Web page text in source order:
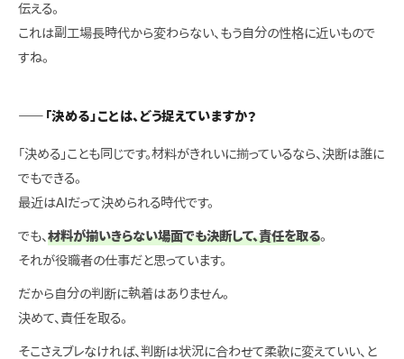
伝える。
これは副工場長時代から変わらない、もう自分の性格に近いもので
すね。
——「決める」ことは、どう捉えていますか？
「決める」ことも同じです。材料がきれいに揃っているなら、決断は誰に
でもできる。
最近はAIだって決められる時代です。
でも、 材料が揃いきらない場面でも決断して、責任を取る。
それが役職者の仕事だと思っています。
だから自分の判断に執着はありません。
決めて、責任を取る。
そこさえブレなければ、判断は状況に合わせて柔軟に変えていい、と